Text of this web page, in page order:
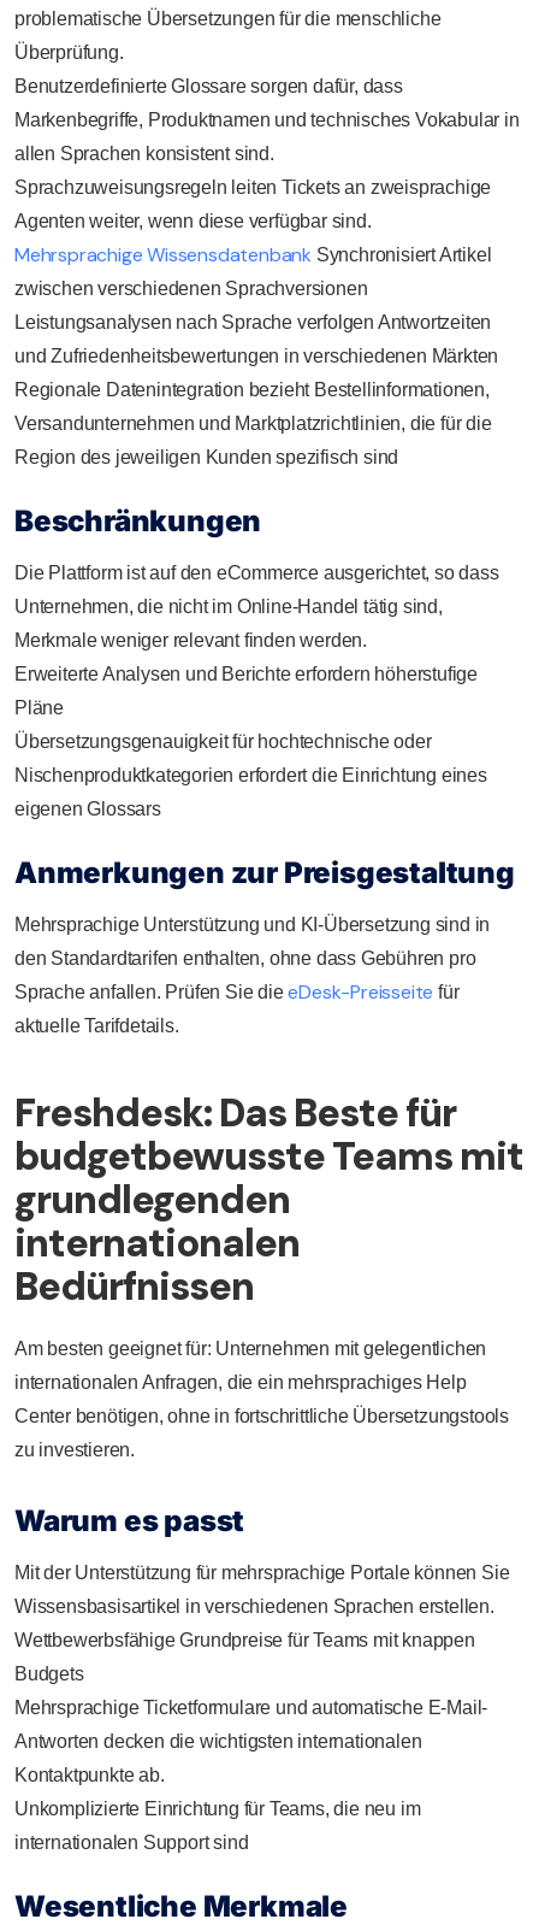
problematische Übersetzungen für die menschliche
Überprüfung.
Benutzerdefinierte Glossare sorgen dafür, dass
Markenbegriffe, Produktnamen und technisches Vokabular in
allen Sprachen konsistent sind.
Sprachzuweisungsregeln leiten Tickets an zweisprachige
Agenten weiter, wenn diese verfügbar sind.
Mehrsprachige Wissensdatenbank Synchronisiert Artikel
zwischen verschiedenen Sprachversionen
Leistungsanalysen nach Sprache verfolgen Antwortzeiten
und Zufriedenheitsbewertungen in verschiedenen Märkten
Regionale Datenintegration bezieht Bestellinformationen,
Versandunternehmen und Marktplatzrichtlinien, die für die
Region des jeweiligen Kunden spezifisch sind
Beschränkungen
Die Plattform ist auf den eCommerce ausgerichtet, so dass
Unternehmen, die nicht im Online-Handel tätig sind,
Merkmale weniger relevant finden werden.
Erweiterte Analysen und Berichte erfordern höherstufige
Pläne
Übersetzungsgenauigkeit für hochtechnische oder
Nischenproduktkategorien erfordert die Einrichtung eines
eigenen Glossars
Anmerkungen zur Preisgestaltung
Mehrsprachige Unterstützung und KI-Übersetzung sind in
den Standardtarifen enthalten, ohne dass Gebühren pro
Sprache anfallen. Prüfen Sie die eDesk-Preisseite für
aktuelle Tarifdetails.
Freshdesk: Das Beste für
budgetbewusste Teams mit
grundlegenden
internationalen
Bedürfnissen
Am besten geeignet für: Unternehmen mit gelegentlichen
internationalen Anfragen, die ein mehrsprachiges Help
Center benötigen, ohne in fortschrittliche Übersetzungstools
zu investieren.
Warum es passt
Mit der Unterstützung für mehrsprachige Portale können Sie
Wissensbasisartikel in verschiedenen Sprachen erstellen.
Wettbewerbsfähige Grundpreise für Teams mit knappen
Budgets
Mehrsprachige Ticketformulare und automatische E-Mail-
Antworten decken die wichtigsten internationalen
Kontaktpunkte ab.
Unkomplizierte Einrichtung für Teams, die neu im
internationalen Support sind
Wesentliche Merkmale